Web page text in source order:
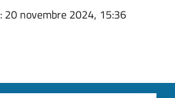
: 20 novembre 2024, 15:36